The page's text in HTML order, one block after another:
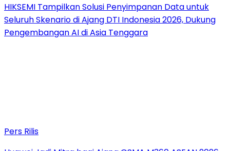
HIKSEMI Tampilkan Solusi Penyimpanan Data untuk
Seluruh Skenario di Ajang DTI Indonesia 2026, Dukung
Pengembangan AI di Asia Tenggara
Pers Rilis